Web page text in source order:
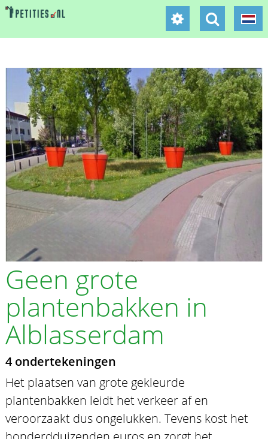
Geen grote
plantenbakken in
Alblasserdam
4 ondertekeningen
Het plaatsen van grote gekleurde
plantenbakken leidt het verkeer af en
veroorzaakt dus ongelukken. Tevens kost het